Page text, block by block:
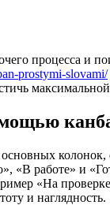
процесса и
prostymi-slovami/
основных
«В работе» и
«На
и наглядность.